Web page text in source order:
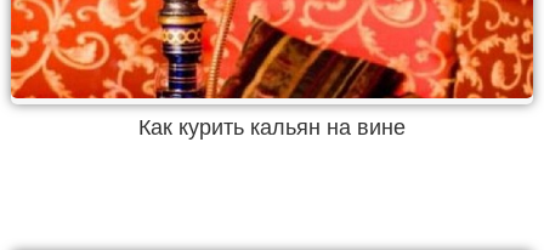
Как курить кальян на вине